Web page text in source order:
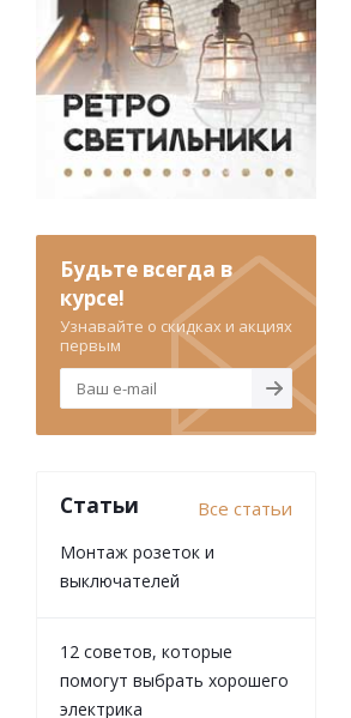
Будьте всегда в
курсе!
Узнавайте о скидках и акциях
первым
Статьи Все статьи
Монтаж розеток и
выключателей
12 советов, которые
помогут выбрать хорошего
электрика